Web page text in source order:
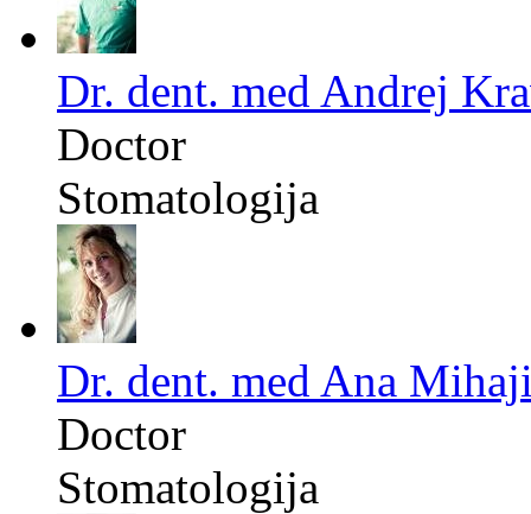
Dr. dent. med Andrej
Doctor
Stomatologija
Dr. dent. med Ana
Doctor
Stomatologija